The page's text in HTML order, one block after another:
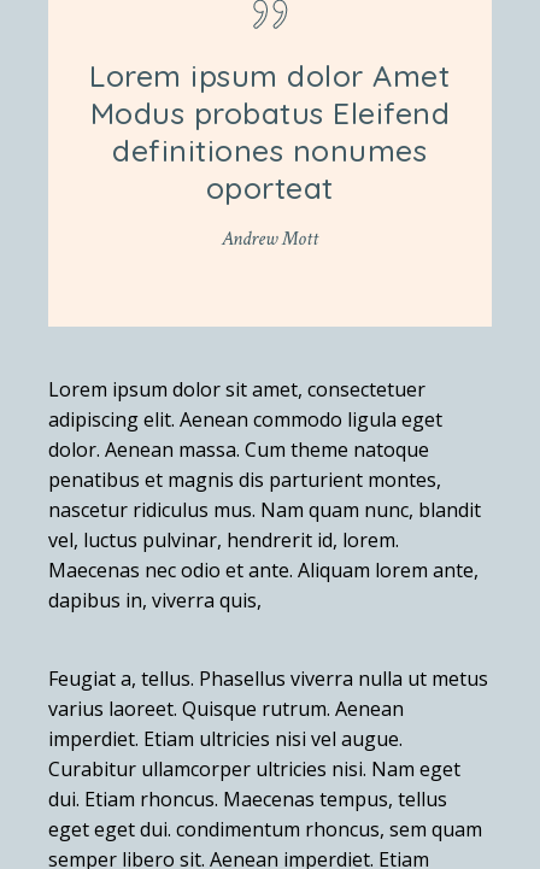
Lorem ipsum dolor Amet
Modus probatus Eleifend
definitiones nonumes
oporteat
Andrew Mott
Lorem ipsum dolor sit amet, consectetuer
adipiscing elit. Aenean commodo ligula eget
dolor. Aenean massa. Cum theme natoque
penatibus et magnis dis parturient montes,
nascetur ridiculus mus. Nam quam nunc, blandit
vel, luctus pulvinar, hendrerit id, lorem.
Maecenas nec odio et ante. Aliquam lorem ante,
dapibus in, viverra quis,
Feugiat a, tellus. Phasellus viverra nulla ut metus
varius laoreet. Quisque rutrum. Aenean
imperdiet. Etiam ultricies nisi vel augue.
Curabitur ullamcorper ultricies nisi. Nam eget
dui. Etiam rhoncus. Maecenas tempus, tellus
eget eget dui. condimentum rhoncus, sem quam
semper libero sit. Aenean imperdiet. Etiam